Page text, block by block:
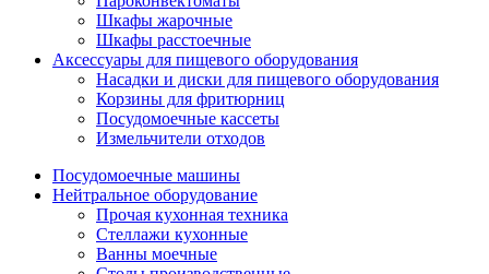
Шкафы жарочные
Шкафы расстоечные
Аксессуары для пищевого оборудования
Насадки и диски для пищевого оборудования
Корзины для фритюрниц
Посудомоечные кассеты
Измельчители отходов
Посудомоечные машины
Нейтральное оборудование
Прочая кухонная техника
Стеллажи кухонные
Ванны моечные